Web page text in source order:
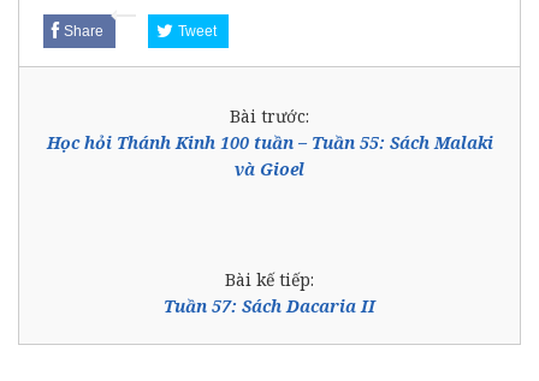
Share Tweet
Bài trước:
Học hỏi Thánh Kinh 100 tuần – Tuần 55: Sách Malaki
và Gioel
Bài kế tiếp:
Tuần 57: Sách Dacaria II